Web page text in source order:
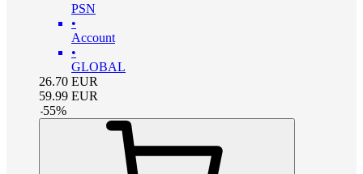
PSN
•
Account
•
GLOBAL
26.70 EUR
59.99 EUR
-55%